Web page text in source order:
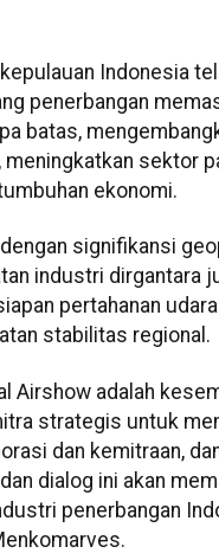
Indonesia
penerbangan
batas,
meningkatkan sektor
ekonomi.
signifikansi
industri dirgantara
pertahanan
stabilitas regional.
Airshow adalah
strategis untuk
dan kemitraan,
dialog ini akan
penerbangan